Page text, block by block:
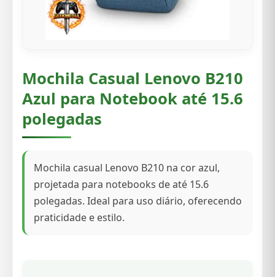
Mochila Casual Lenovo B210
Azul para Notebook até 15.6
polegadas
Mochila casual Lenovo B210 na cor azul,
projetada para notebooks de até 15.6
polegadas. Ideal para uso diário, oferecendo
praticidade e estilo.